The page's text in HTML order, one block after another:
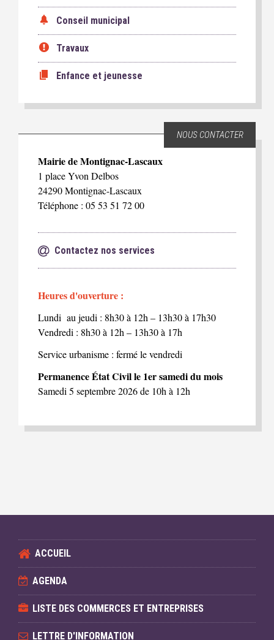
Conseil municipal
Travaux
Enfance et jeunesse
NOUS CONTACTER
Mairie de Montignac-Lascaux
1 place Yvon Delbos
24290 Montignac-Lascaux
Téléphone : 05 53 51 72 00
Contactez nos services
Heures d'ouverture :
Lundi au jeudi : 8h30 à 12h – 13h30 à 17h30
Vendredi : 8h30 à 12h – 13h30 à 17h
Service urbanisme : fermé le vendredi
Permanence État Civil le 1er samedi du mois
Samedi 5 septembre 2026 de 10h à 12h
ACCUEIL
AGENDA
LISTE DES COMMERCES ET ENTREPRISES
LETTRE D'INFORMATION